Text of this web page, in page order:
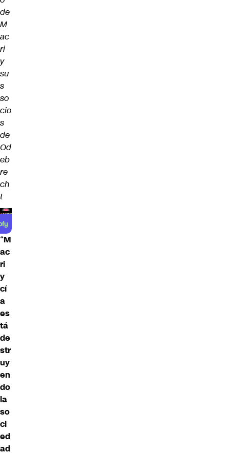
de
M
ac
ri
y
su
s
so
cio
s
de
Od
eb
re
ch
t
“M
ac
ri
y
cí
a
es
tá
de
str
uy
en
do
la
so
ci
ed
ad